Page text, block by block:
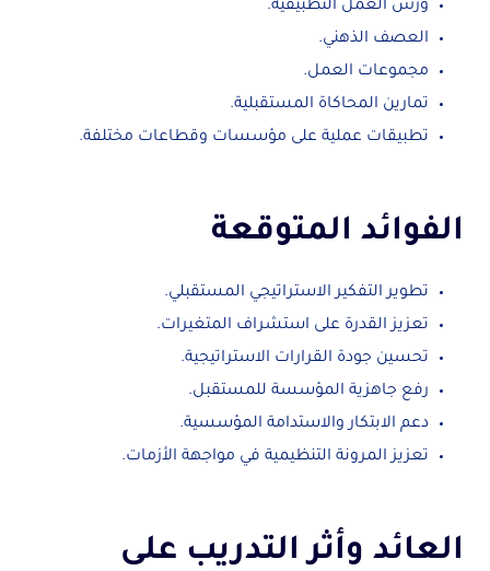
ورش العمل التطبيقية.
العصف الذهني.
مجموعات العمل.
تمارين المحاكاة المستقبلية.
تطبيقات عملية على مؤسسات وقطاعات مختلفة.
الفوائد المتوقعة
تطوير التفكير الاستراتيجي المستقبلي.
تعزيز القدرة على استشراف المتغيرات.
تحسين جودة القرارات الاستراتيجية.
رفع جاهزية المؤسسة للمستقبل.
دعم الابتكار والاستدامة المؤسسية.
تعزيز المرونة التنظيمية في مواجهة الأزمات.
العائد وأثر التدريب على